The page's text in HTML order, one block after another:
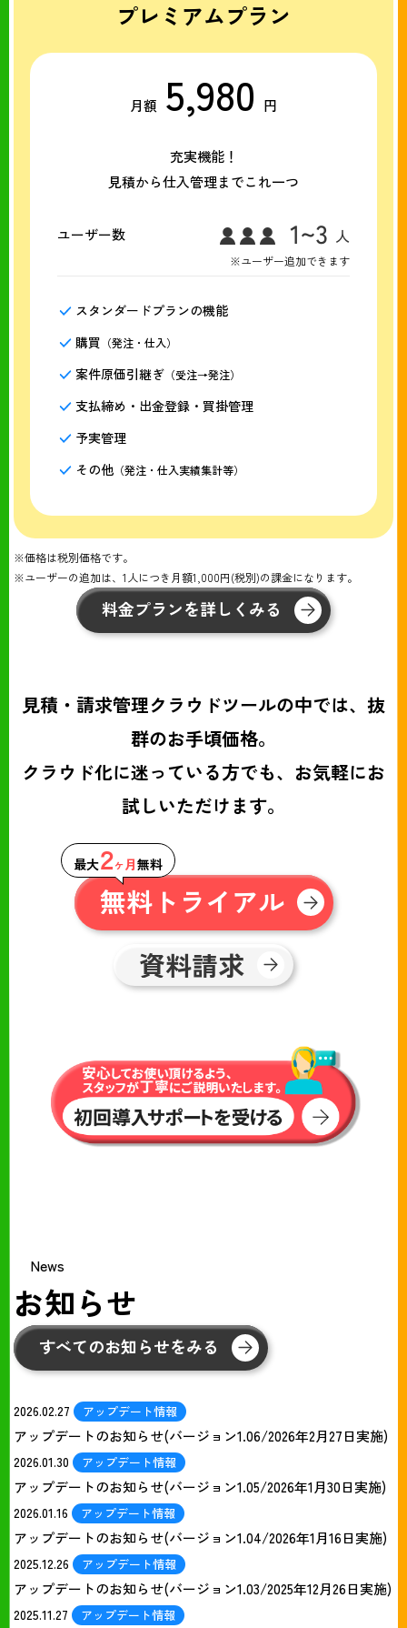
プレミアムプラン
月額 5,980 円
充実機能！
見積から仕入管理までこれ一つ
ユーザー数
※ユーザー追加できます
スタンダードプランの機能
購買 （発注・仕入）
案件原価引継ぎ （受注→発注）
支払締め・出金登録・買掛管理
予実管理
その他 （発注・仕入実績集計等）
※価格は税別価格です。
※ユーザーの追加は、1人につき月額1,000円(税別)の課金になります。
料金プランを詳しくみる
見積・請求管理クラウドツールの中では、抜
群のお手頃価格。
クラウド化に迷っている方でも、お気軽にお
試しいただけます。
最大２ヶ月無料
無料トライアル
資料請求
News
お知らせ
すべてのお知らせをみる
2026.02.27 アップデート情報
アップデートのお知らせ(バージョン1.06/2026年2月27日実施)
2026.01.30 アップデート情報
アップデートのお知らせ(バージョン1.05/2026年1月30日実施)
2026.01.16 アップデート情報
アップデートのお知らせ(バージョン1.04/2026年1月16日実施)
2025.12.26 アップデート情報
アップデートのお知らせ(バージョン1.03/2025年12月26日実施)
2025.11.27 アップデート情報